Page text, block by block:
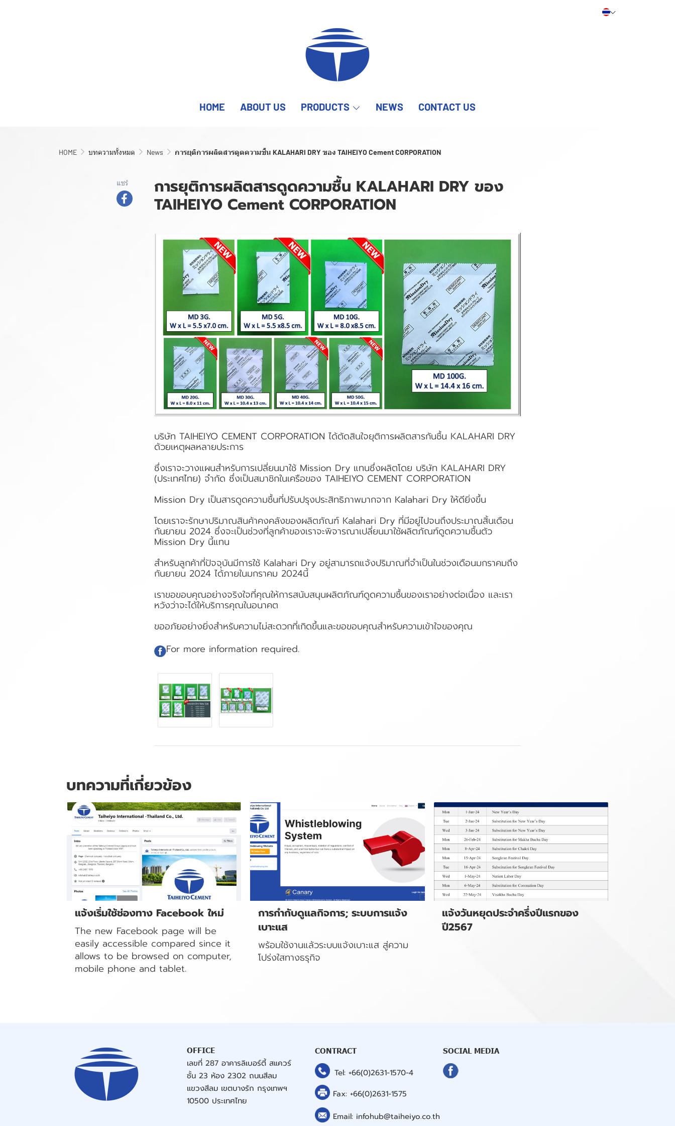
HOME ABOUT US PRODUCTS NEWS CONTACT US
HOME บทความทั้งหมด News การยุติการผลิตสารดูดความชื้น KALAHARI DRY ของ TAIHEIYO Cement CORPORATION
แชร์ การยุติการผลิตสารดูดความชื้น KALAHARI DRY ของ
TAIHEIYO Cement CORPORATION
บริษัท TAIHEIYO CEMENT CORPORATION ได้ตัดสินใจยุติการผลิตสารกันชื้น KALAHARI DRY
ด้วยเหตุผลหลายประการ
ซึ่งเราจะวางแผนสำหรับการเปลี่ยนมาใช้ Mission Dry แทนซึ่งผลิตโดย บริษัท KALAHARI DRY
(ประเทศไทย) จำกัด ซึ่งเป็นสมาชิกในเครือของ TAIHEIYO CEMENT CORPORATION
Mission Dry เป็นสารดูดความชื้นที่ปรับปรุงประสิทธิภาพมากจาก Kalahari Dry ให้ดียิ่งขึ้น
โดยเราจะรักษาปริมาณสินค้าคงคลังของผลิตภัณฑ์ Kalahari Dry ที่มีอยู่ไปจนถึงประมาณสิ้นเดือน
กันยายน 2024 ซึ่งจะเป็นช่วงที่ลูกค้าของเราจะพิจารณาเปลี่ยนมาใช้ผลิตภัณฑ์ดูดความชื้นตัว
Mission Dry นี้แทน
สำหรับลูกค้าที่ปัจจุบันมีการใช้ Kalahari Dry อยู่สามารถแจ้งปริมาณที่จำเป็นในช่วงเดือนมกราคมถึง
กันยายน 2024 ได้ภายในมกราคม 2024นี้
เราขอขอบคุณอย่างจริงใจที่คุณให้การสนับสนุนผลิตภัณฑ์ดูดความชื้นของเราอย่างต่อเนื่อง และเรา
หวังว่าจะได้ให้บริการคุณในอนาคต
ขออภัยอย่างยิ่งสำหรับความไม่สะดวกที่เกิดขึ้นและขอขอบคุณสำหรับความเข้าใจของคุณ
For more information required.
บทความที่เกี่ยวข้อง
แจ้งเริ่มใช้ช่องทาง Facebook ใหม่
The new Facebook page will be
easily accessible compared since it
allows to be browsed on computer,
mobile phone and tablet.
การกำกับดูแลกิจการ; ระบบการแจ้ง
เบาะแส
พร้อมใช้งานแล้วระบบแจ้งเบาะแส สู่ความ
โปร่งใสทางธรุกิจ
แจ้งวันหยุดประจำครึ่งปีแรกของ
ปี2567
OFFICE
เลขที่ 287 อาคารลิเบอร์ตี้ สแควร์
ชั้น 23 ห้อง 2302 ถนนสีลม
แขวงสีลม เขตบางรัก กรุงเทพฯ
10500 ประเทศไทย
CONTRACT
Tel: +66(0)2631-1570-4
Fax: +66(0)2631-1575
Email: infohub@taiheiyo.co.th
SOCIAL MEDIA